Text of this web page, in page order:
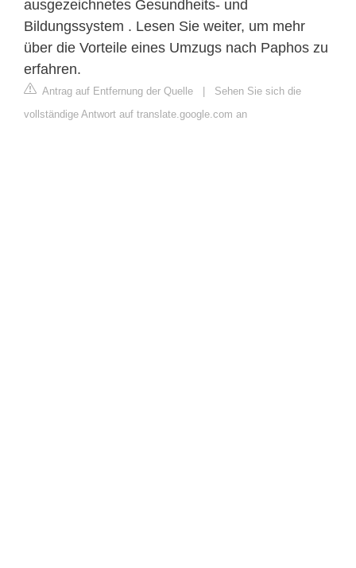
ausgezeichnetes Gesundheits- und
Bildungssystem . Lesen Sie weiter, um mehr
über die Vorteile eines Umzugs nach Paphos zu
erfahren.
Antrag auf Entfernung der Quelle | Sehen Sie sich die
vollständige Antwort auf translate.google.com an